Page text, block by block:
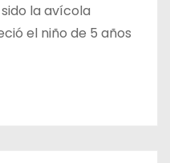
la avícola
el niño de 5 años